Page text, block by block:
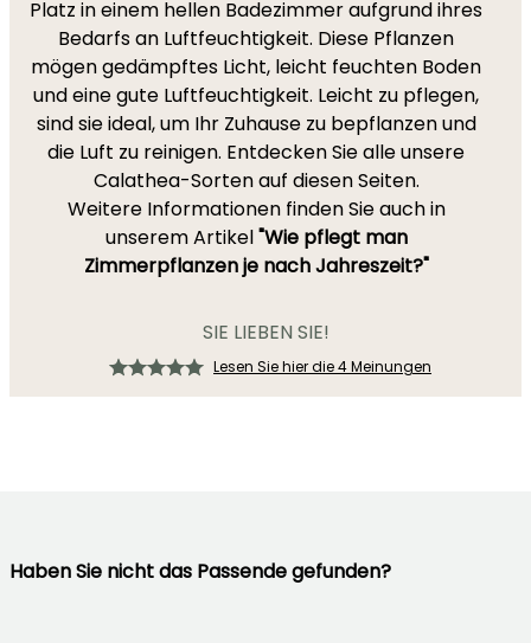
Platz in einem hellen Badezimmer aufgrund ihres
Bedarfs an Luftfeuchtigkeit. Diese Pflanzen
mögen gedämpftes Licht, leicht feuchten Boden
und eine gute Luftfeuchtigkeit. Leicht zu pflegen,
sind sie ideal, um Ihr Zuhause zu bepflanzen und
die Luft zu reinigen. Entdecken Sie alle unsere
Calathea-Sorten auf diesen Seiten.
Weitere Informationen finden Sie auch in
unserem Artikel"Wie pflegt man
Zimmerpflanzen je nach Jahreszeit?"
SIE LIEBEN SIE!
Lesen Sie hier die 4 Meinungen
Haben Sie nicht das Passende gefunden?